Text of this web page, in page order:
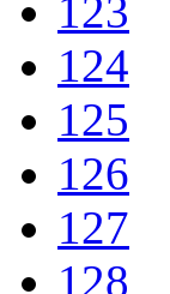
123
124
125
126
127
128